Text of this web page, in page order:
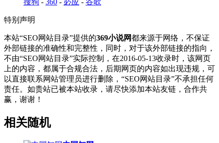
特别声明
本站“SEO网站目录”提供的369小说网都来源于网络，不保证
外部链接的准确性和完整性，同时，对于该外部链接的指向，
不由“SEO网站目录”实际控制，在2016-05-13收录时，该网页
上的内容，都属于合规合法，后期网页的内容如出现违规，可
以直接联系网站管理员进行删除，“SEO网站目录”不承担任何
责任。如贵站已被本站收录，请尽快添加本站友链，合作共
赢，谢谢！
相关随机